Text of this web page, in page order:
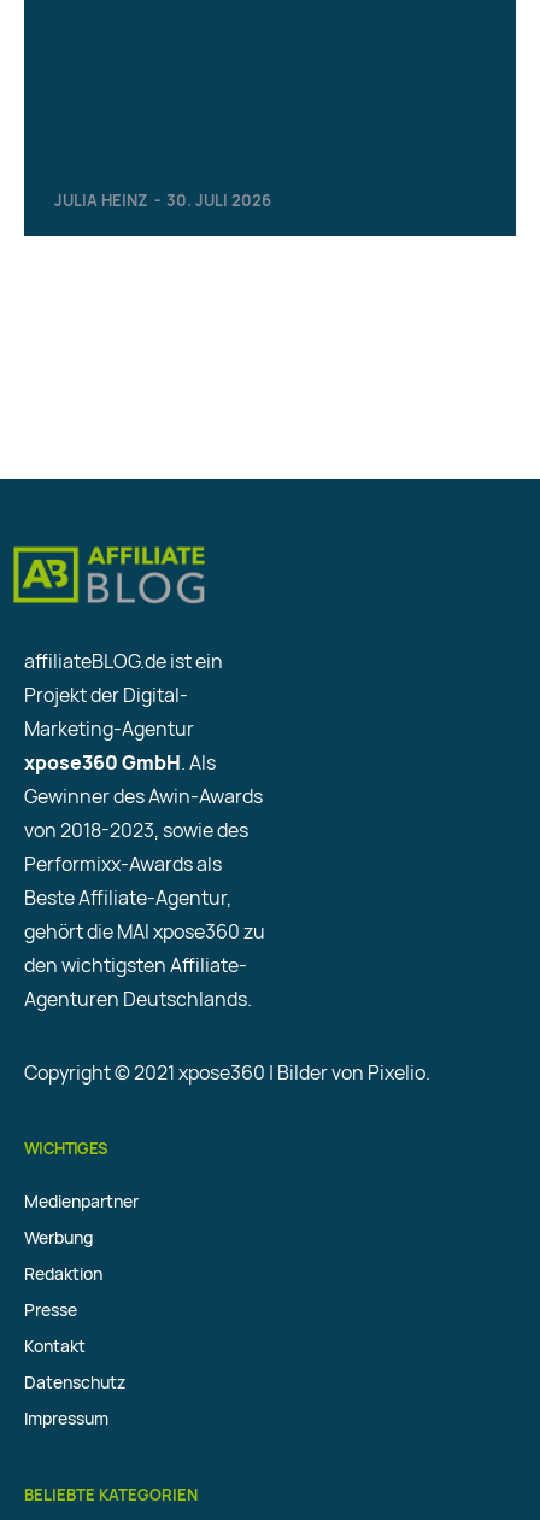
JULIA HEINZ - 30. JULI 2026
affiliateBLOG.de ist ein
Projekt der Digital-
Marketing-Agentur
xpose360 GmbH. Als
Gewinner des Awin-Awards
von 2018-2023, sowie des
Performixx-Awards als
Beste Affiliate-Agentur,
gehört die MAI xpose360 zu
den wichtigsten Affiliate-
Agenturen Deutschlands.
Copyright © 2021 xpose360 | Bilder von Pixelio.
WICHTIGES
Medienpartner
Werbung
Redaktion
Presse
Kontakt
Datenschutz
Impressum
BELIEBTE KATEGORIEN